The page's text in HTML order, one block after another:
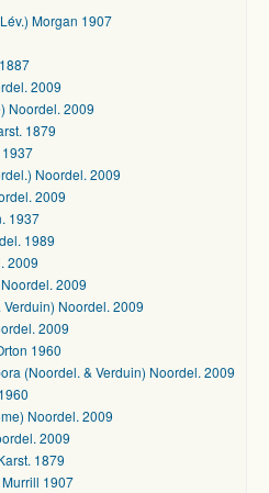
Morgan 1907
2009
Noordel. 2009
1879
Noordel. 2009
2009
1937
1989
2009
2009
Noordel. 2009
2009
1960
(Noordel. & Verduin) Noordel. 2009
Noordel. 2009
2009
1879
1907